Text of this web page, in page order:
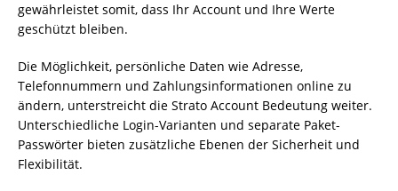
gewährleistet somit, dass Ihr Account und Ihre Werte
geschützt bleiben.
Die Möglichkeit, persönliche Daten wie Adresse,
Telefonnummern und Zahlungsinformationen online zu
ändern, unterstreicht die Strato Account Bedeutung weiter.
Unterschiedliche Login-Varianten und separate Paket-
Passwörter bieten zusätzliche Ebenen der Sicherheit und
Flexibilität.